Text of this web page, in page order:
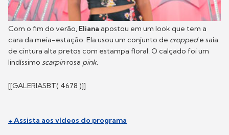
Com o fim do verão, Eliana apostou em um look que tem a
cara da meia-estação. Ela usou um conjunto de croppede saia
de cintura alta pretos com estampa floral. O calçado foi um
lindíssimo scarpinrosa pink.
[[GALERIASBT( 4678 )]]
+ Assista aos vídeos do programa